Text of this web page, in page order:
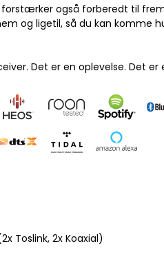
også forberedt til
og ligetil, så du kan komme
Det er en oplevelse. Det er
Toslink, 2x Koaxial)